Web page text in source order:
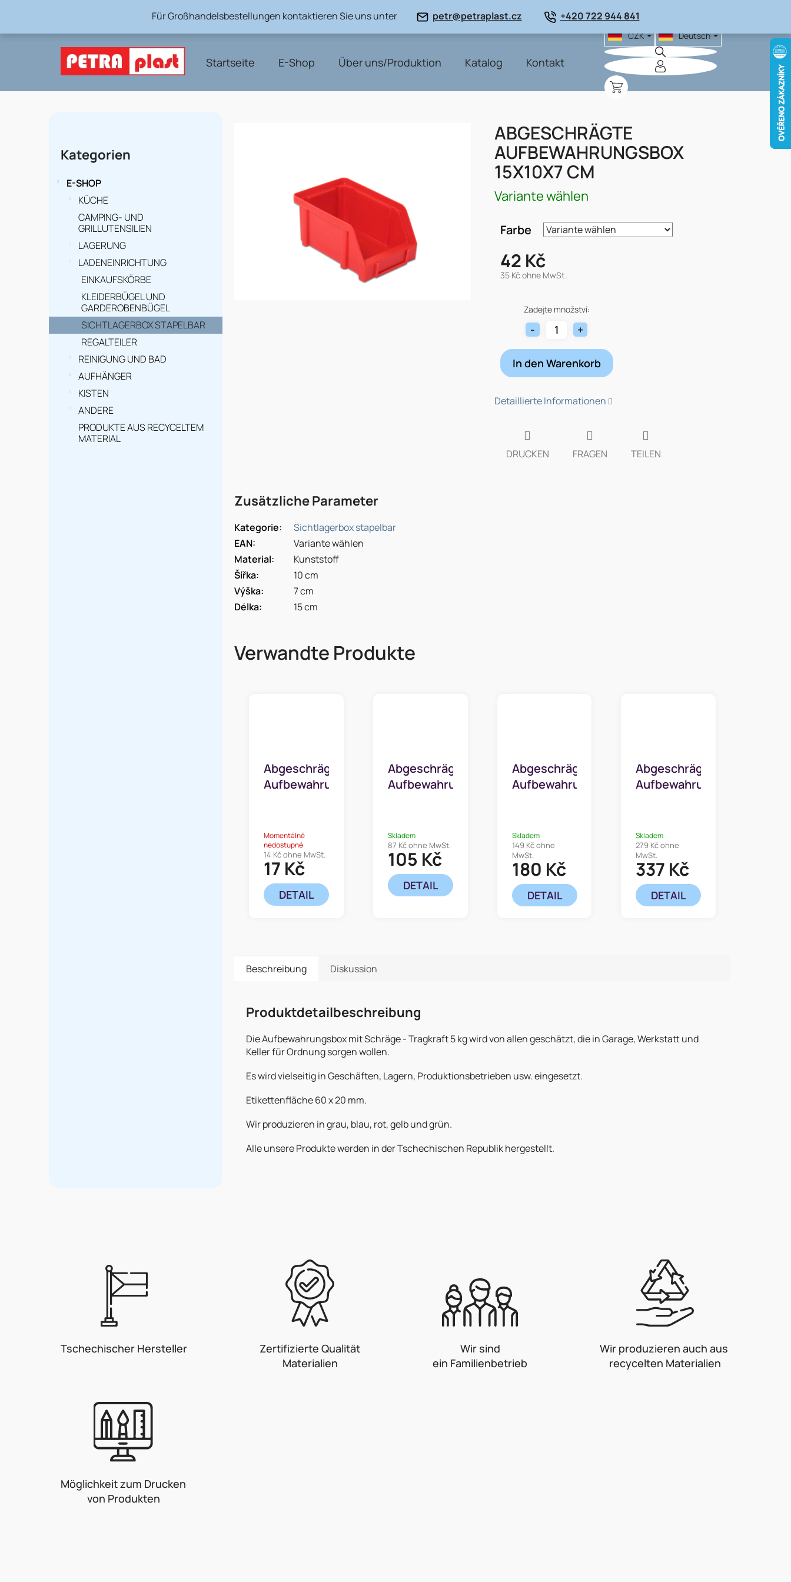
springen
Für Großhandelsbestellungen kontaktieren Sie uns unter petr@petraplast.cz +420 722 944 841
Startseite E-Shop Über uns/Produktion Katalog Kontakt
CZK Deutsch
WARENKORB
t
überspringen
Kategorien
E-SHOP
KÜCHE
CAMPING- UND
GRILLUTENSILIEN
LAGERUNG
LADENEINRICHTUNG
EINKAUFSKÖRBE
KLEIDERBÜGEL UND
GARDEROBENBÜGEL
SICHTLAGERBOX STAPELBAR
REGALTEILER
REINIGUNG UND BAD
AUFHÄNGER
KISTEN
ANDERE
PRODUKTE AUS RECYCELTEM
MATERIAL
ABGESCHRÄGTE
AUFBEWAHRUNGSBOX
15X10X7 CM
Variante wählen
Farbe
42 Kč
35 Kč ohne MwSt.
Zadejte množství:
In den Warenkorb
Detaillierte Informationen
DRUCKEN FRAGEN TEILEN
Zusätzliche Parameter
Kategorie:
Sichtlagerbox stapelbar
EAN:
Variante wählen
Material:
Kunststoff
Šířka:
10 cm
Výška:
7 cm
Délka: 15 cm
Verwandte Produkte
Abgeschrägter
Aufbewahrungsbox-
Momentálně
nedostupné
14 Kč ohne MwSt.
17 Kč
DETAIL
Abgeschrägte
Aufbewahrungsbox
Skladem
87 Kč ohne MwSt.
105 Kč
DETAIL
Abgeschrägte
Aufbewahrungsbox
Skladem
149 Kč ohne
MwSt.
180 Kč
DETAIL
Abgeschrägte
Aufbewahrungsbox
Skladem
279 Kč ohne
MwSt.
337 Kč
DETAIL
Beschreibung Diskussion
Produktdetailbeschreibung
Die Aufbewahrungsbox mit Schräge - Tragkraft 5 kg wird von allen geschätzt, die in Garage, Werkstatt und
Keller für Ordnung sorgen wollen.
Es wird vielseitig in Geschäften, Lagern, Produktionsbetrieben usw. eingesetzt.
Etikettenfläche 60 x 20 mm.
Wir produzieren in grau, blau, rot, gelb und grün.
Alle unsere Produkte werden in der Tschechischen Republik hergestellt.
Tschechischer Hersteller
Zertifizierte Qualität
Materialien
Wir sind
ein Familienbetrieb
Wir produzieren auch aus
recycelten Materialien
Möglichkeit zum Drucken
von Produkten